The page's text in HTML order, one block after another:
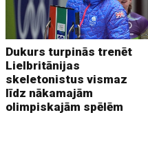
Dukurs turpinās trenēt
Lielbritānijas
skeletonistus vismaz
līdz nākamajām
olimpiskajām spēlēm